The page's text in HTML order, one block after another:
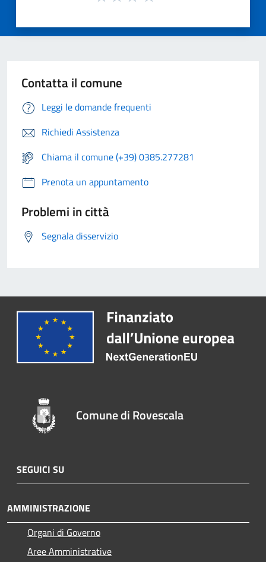
Contatta il comune
Leggi le domande frequenti
Richiedi Assistenza
Chiama il comune (+39) 0385.277281
Prenota un appuntamento
Problemi in città
Segnala disservizio
Comune di Rovescala
SEGUICI SU
AMMINISTRAZIONE
Organi di Governo
Aree Amministrative